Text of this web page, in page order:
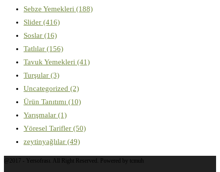
Sebze Yemekleri (188)
Slider (416)
Soslar (16)
Tatlılar (156)
Tavuk Yemekleri (41)
Turşular (3)
Uncategorized (2)
Ürün Tanıtımı (10)
Yarışmalar (1)
Yöresel Tarifler (50)
zeytinyağlılar (49)
@2017 - Yersofrası. All Right Reserved. Powered by tcmuh